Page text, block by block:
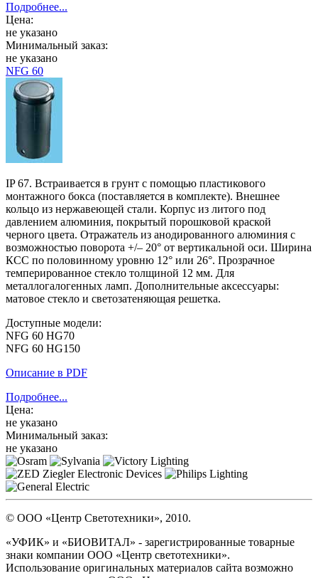
Подробнее...
Цена:
не указано
Минимальный заказ:
не указано
NFG 60
IP 67. Встраивается в грунт с помощью пластикового
монтажного бокса (поставляется в комплекте). Внешнее
кольцо из нержавеющей стали. Корпус из литого под
давлением алюминия, покрытый порошковой краской
черного цвета. Отражатель из анодированного алюминия с
возможностью поворота +/– 20° от вертикальной оси. Ширина
КСС по половинному уровню 12° или 26°. Прозрачное
темперированное стекло толщиной 12 мм. Для
металлогалогенных ламп. Дополнительные аксессуары:
матовое стекло и светозатеняющая решетка.
Доступные модели:
NFG 60 HG70
NFG 60 HG150
Описание в PDF
Подробнее...
Цена:
не указано
Минимальный заказ:
не указано
© ООО «Центр Светотехники», 2010.
«УФИК» и «БИОВИТАЛ» - зарегистрированные товарные
знаки компании ООО «Центр светотехники».
Использование оригинальных материалов сайта возможно